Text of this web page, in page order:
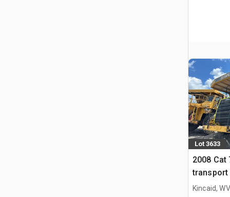
Lot 3633
2008 Cat
transport
Kincaid, WV